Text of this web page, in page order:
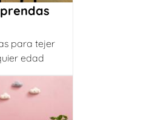
para tejer
edad